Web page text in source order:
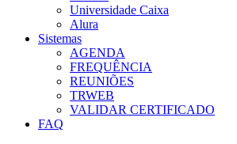
Universidade Caixa
Alura
Sistemas
AGENDA
FREQUÊNCIA
REUNIÕES
TRWEB
VALIDAR CERTIFICADO
FAQ